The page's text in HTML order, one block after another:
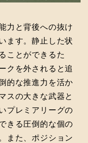
力と背後への抜け
ます。静止した状
ことができるた
クを外されると追
的な推進力を活か
スの大きな武器と
プレミアリーグの
きる圧倒的な個の
また、ポジション